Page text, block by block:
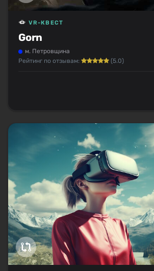
Gorn
VR-КВЕСТ
м. Петровщина
Рейтинг по отзывам:
(5.0)